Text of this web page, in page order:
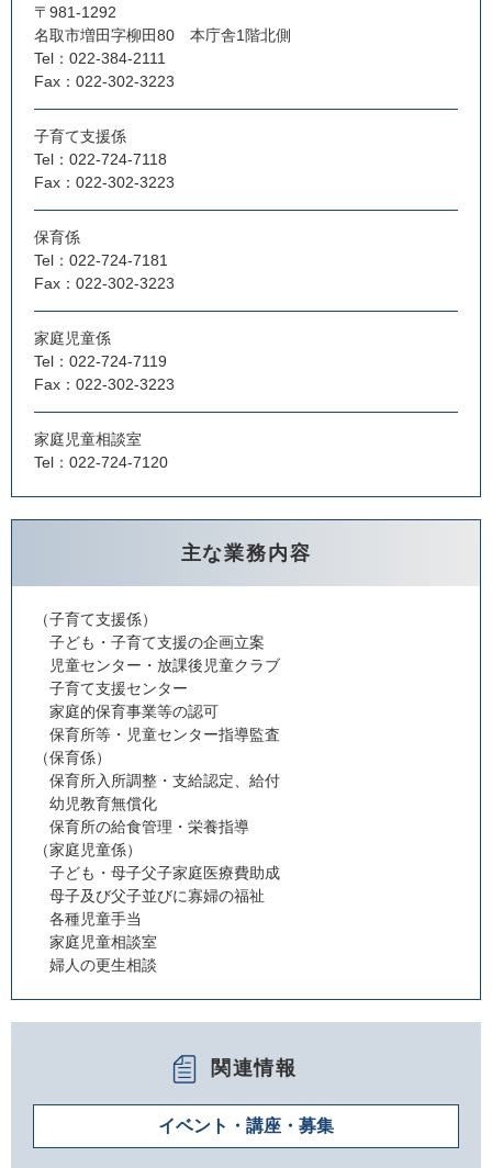
〒981-1292
名取市増田字柳田80 本庁舎1階北側
Tel：022-384-2111
Fax：022-302-3223
子育て支援係
Tel：022-724-7118
Fax：022-302-3223
保育係
Tel：022-724-7181
Fax：022-302-3223
家庭児童係
Tel：022-724-7119
Fax：022-302-3223
家庭児童相談室
Tel：022-724-7120
主な業務内容
（子育て支援係）
子ども・子育て支援の企画立案
児童センター・放課後児童クラブ
子育て支援センター
家庭的保育事業等の認可
保育所等・児童センター指導監査
（保育係）
保育所入所調整・支給認定、給付
幼児教育無償化
保育所の給食管理・栄養指導
（家庭児童係）
子ども・母子父子家庭医療費助成
母子及び父子並びに寡婦の福祉
各種児童手当
家庭児童相談室
婦人の更生相談
関連情報
イベント・講座・募集